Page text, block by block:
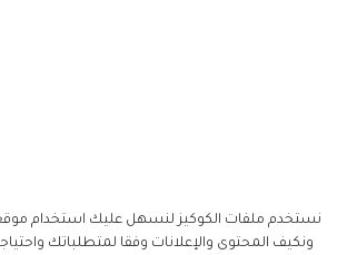
نستخدم ملفات الكوكيز لنسهل عليك استخدام
ونكيف المحتوى والإعلانات وفقا لمتطلباتك